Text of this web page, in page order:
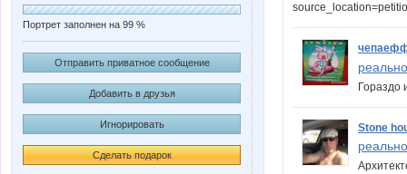
Портрет заполнен на 99 %
Отправить приватное сообщение
Добавить в друзья
Игнорировать
Сделать подарок
Гораздо
Stone